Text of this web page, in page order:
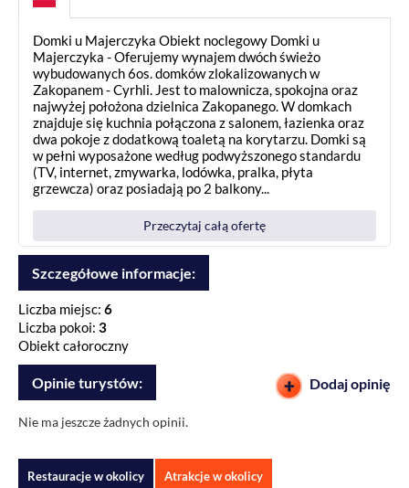
Domki u Majerczyka Obiekt noclegowy Domki u
Majerczyka - Oferujemy wynajem dwóch świeżo
wybudowanych 6os. domków zlokalizowanych w
Zakopanem - Cyrhli. Jest to malownicza, spokojna oraz
najwyżej położona dzielnica Zakopanego. W domkach
znajduje się kuchnia połączona z salonem, łazienka oraz
dwa pokoje z dodatkową toaletą na korytarzu. Domki są
w pełni wyposażone według podwyższonego standardu
(TV, internet, zmywarka, lodówka, pralka, płyta
grzewcza) oraz posiadają po 2 balkony...
Przeczytaj całą ofertę
Szczegółowe informacje:
Liczba miejsc: 6
Liczba pokoi: 3
Obiekt całoroczny
Opinie turystów: Dodaj opinię
Nie ma jeszcze żadnych opinii.
Restauracje w okolicy Atrakcje w okolicy